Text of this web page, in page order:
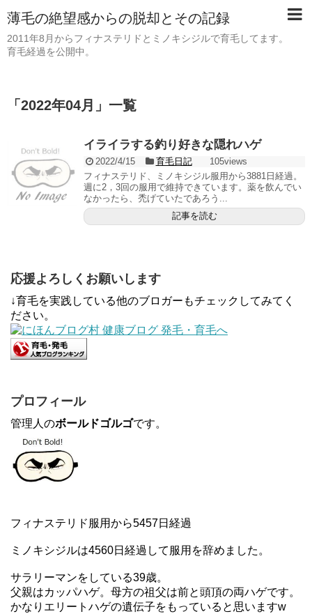
薄毛の絶望感からの脱却とその記録
2011年8月からフィナステリドとミノキシジルで育毛してます。
育毛経過を公開中。
「 2022年04月 」 一覧
イライラする釣り好きな隠れハゲ
2022/4/15 育毛日記
105views
フィナステリド、ミノキシジル服用から3881日経過。
週に2，3回の服用で維持できています。薬を飲んでい
なかったら、禿げていたであろう...
記事を読む
応援よろしくお願いします
↓育毛を実践している他のブロガーもチェックしてみてく
ださい。
プロフィール
管理人のボールドゴルゴです。
フィナステリド服用から5457日経過
ミノキシジルは4560日経過して服用を辞めました。
サラリーマンをしている39歳。
父親はカッパハゲ。母方の祖父は前と頭頂の両ハゲです。
かなりエリートハゲの遺伝子をもっていると思いますw